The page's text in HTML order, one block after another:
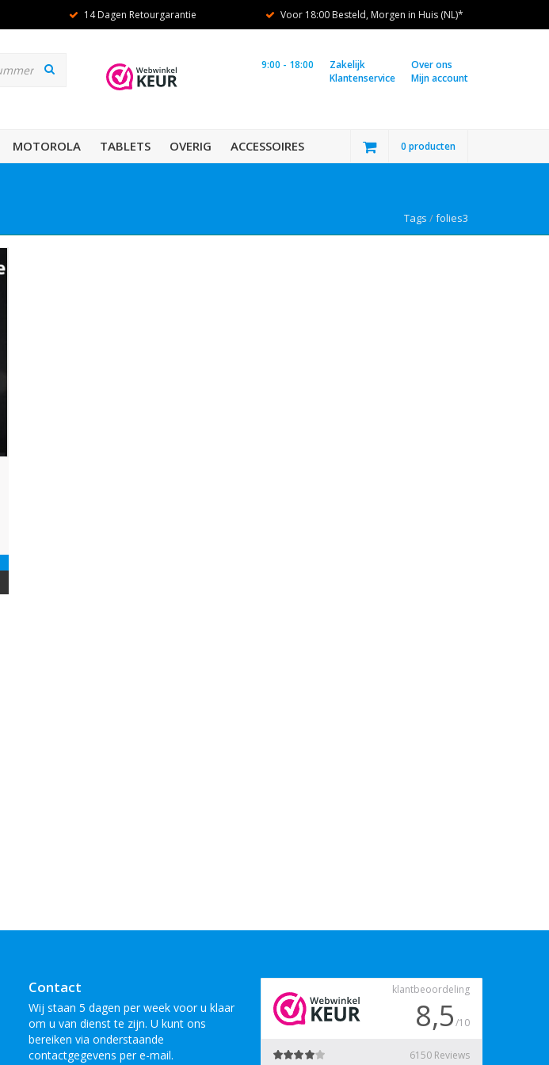
14 Dagen Retourgarantie Voor 18:00 Besteld, Morgen in Huis (NL)*
Over ons
Mijn account
Zakelijk
Klantenservice
9:00 - 18:00
MOTOROLA TABLETS OVERIG ACCESSOIRES 0 producten
Tags /folies3
Contact
Wij staan 5 dagen per week voor u klaar
om u van dienst te zijn. U kunt ons
bereiken via onderstaande
contactgegevens per e-mail.